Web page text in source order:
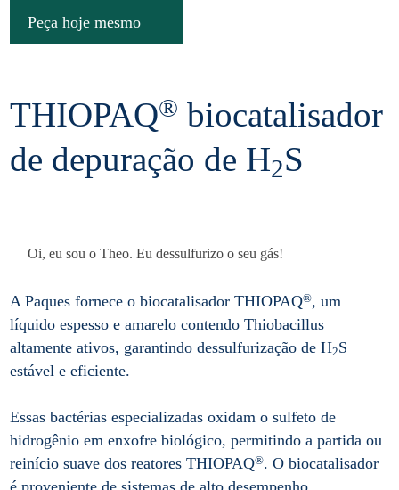
Peça hoje mesmo
THIOPAQ® biocatalisador
de depuração de H2S
A Paques fornece o biocatalisador THIOPAQ®, um
líquido espesso e amarelo contendo Thiobacillus
altamente ativos, garantindo dessulfurização de H2S
estável e eficiente.
Essas bactérias especializadas oxidam o sulfeto de
hidrogênio em enxofre biológico, permitindo a partida ou
reinício suave dos reatores THIOPAQ®. O biocatalisador
Oi, eu sou o Theo. Eu dessulfurizo o seu gás!